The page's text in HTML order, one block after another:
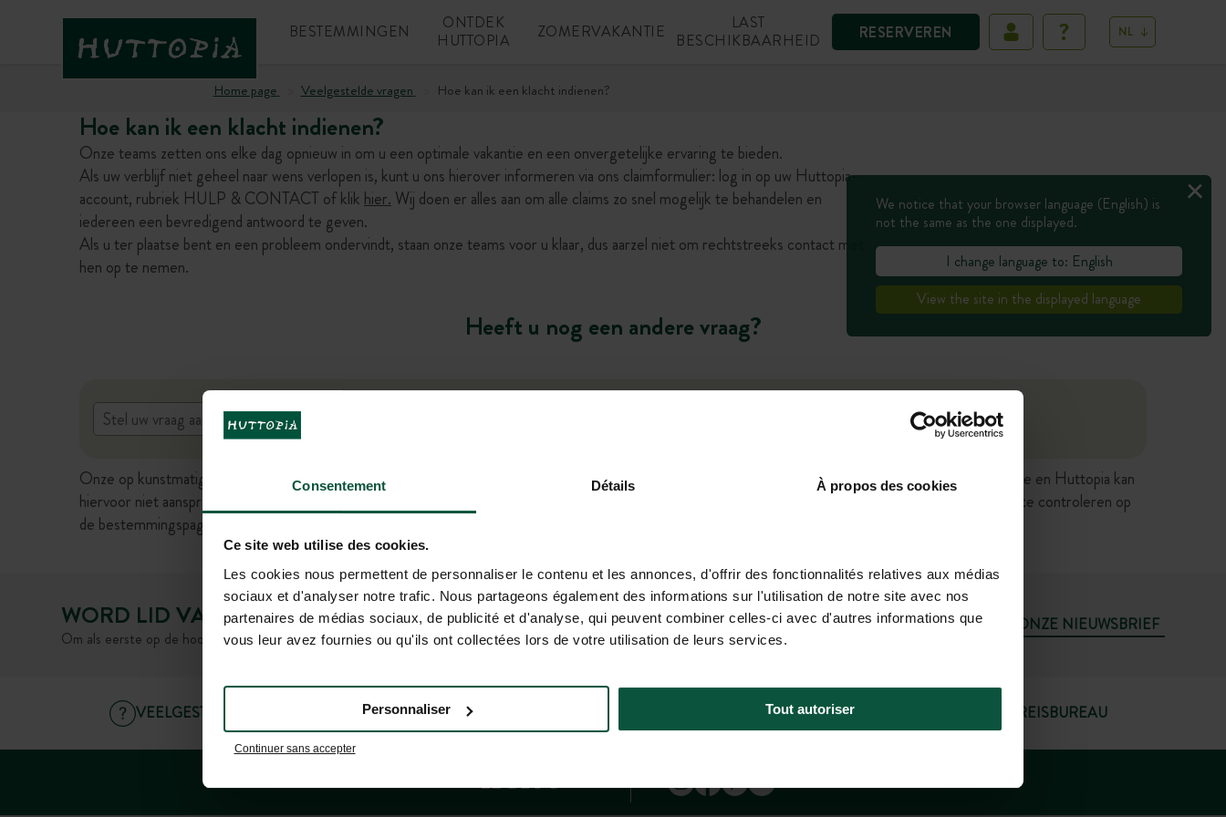
Consentement Détails À propos des cookies
Ce site web utilise des cookies.
Les cookies nous permettent de personnaliser le contenu et les annonces, d'offrir des fonctionnalités relatives aux médias
sociaux et d'analyser notre trafic. Nous partageons également des informations sur l'utilisation de notre site avec nos
partenaires de médias sociaux, de publicité et d'analyse, qui peuvent combiner celles-ci avec d'autres informations que
vous leur avez fournies ou qu'ils ont collectées lors de votre utilisation de leurs services.
Continuer sans accepter
Personnaliser Tout autoriser
RESERVEREN
BESTEMMINGEN
ONTDEK
HUTTOPIA
ZOMERVAKANTIE
LAST
BESCHIKBAARHEID
NL
Home page Veelgestelde vragen Hoe kan ik een klacht indienen?
Hoe kan ik een klacht indienen?
Onze teams zetten ons elke dag opnieuw in om u een optimale vakantie en een onvergetelijke ervaring te bieden.
Als uw verblijf niet geheel naar wens verlopen is, kunt u ons hierover informeren via ons claimformulier: log in op uw Huttopia-
account, rubriek HULP & CONTACT of klik hier. Wij doen er alles aan om alle claims zo snel mogelijk te behandelen en
iedereen een bevredigend antwoord te geven.
Als u ter plaatse bent en een probleem ondervindt, staan onze teams voor u klaar, dus aarzel niet om rechtstreeks contact met
hen op te nemen.
Heeft u nog een andere vraag?
Onze op kunstmatige intelligentie gebaseerde virtuele assistent is momenteel in bèta-versie. De gegeven antwoorden hebben geen contractuele waarde en Huttopia kan
hiervoor niet aansprakelijk worden gesteld. We raden u aan om belangrijke informatie (prijzen, beschikbaarheid, verkoopvoorwaarden, etc.) rechtstreeks te controleren op
de bestemmingspagina's of bij onze klantenservice.
We notice that your browser language (English) is
not the same as the one displayed.
I change language to: English
View the site in the displayed language
WORD LID VAN ONZE GEMEENSCHAP
Om als eerste op de hoogte te zijn van Huttopia nieuws en speciale aanbiedingen!
ABONNEER U OP ONZE NIEUWSBRIEF
VEELGESTELDE VRAGEN HULP EN CONTACT +31 85-040 11 40 UTRECHT REISBUREAU